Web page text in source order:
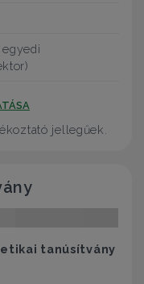
jellegűek.
tanúsítvány